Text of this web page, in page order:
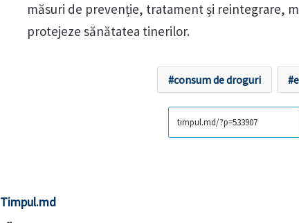
măsuri de prevenție, tratament și reintegrare,
protejeze sănătatea tinerilor.
consum de droguri
Timpul.md